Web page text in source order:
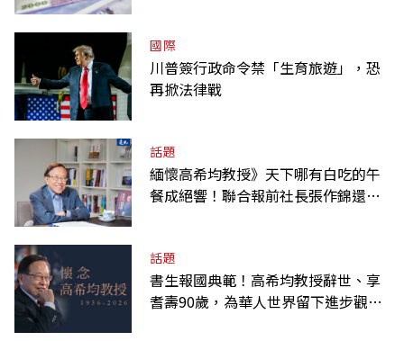
國際
川普簽行政命令禁「生育旅遊」，恐
再掀法律戰
話題
緬懷高希均教授》天下哪有白吃的午
餐成絕響！聯合報前社長張作錦還原
話題
書生報國典範！高希均教授辭世、享
耆壽90歲，為華人世界留下進步觀念